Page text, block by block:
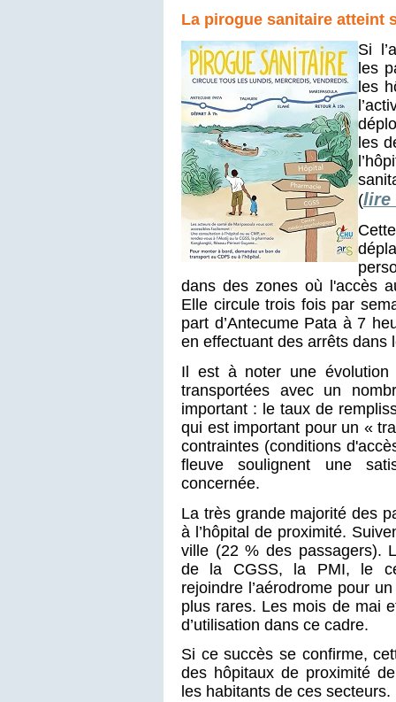
La pirogue sanitaire atteint
Si
les
les
les
(lire
dans des zones où l'accès
Elle circule trois fois par
part d’Antecume Pata à 7
en effectuant des arrêts dans
Il est à noter une évolution
transportées avec un
important : le taux de
qui est important pour un «
contraintes (conditions
fleuve soulignent une
concernée.
La très grande majorité des
à l’hôpital de proximité.
ville (22 % des passagers).
de la CGSS, la PMI, le
rejoindre l’aérodrome pour
plus rares. Les mois de mai
d’utilisation dans ce cadre.
Si ce succès se confirme,
des hôpitaux de proximité
les habitants de ces secteurs.